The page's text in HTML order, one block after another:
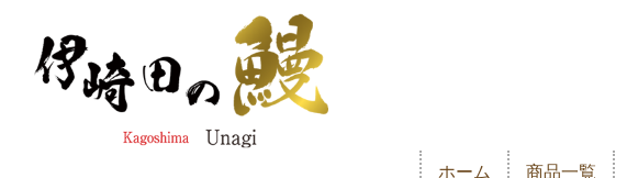
ホーム 商品一覧